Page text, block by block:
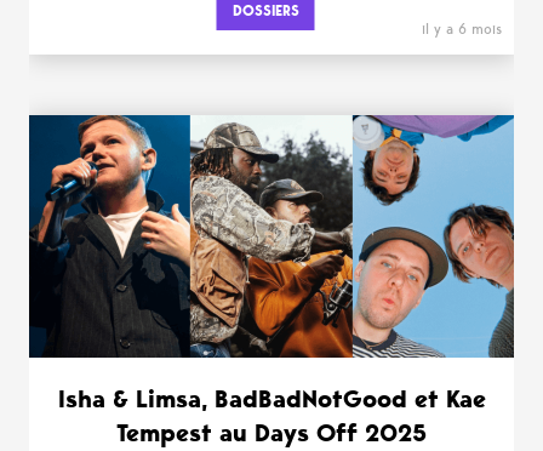
DOSSIERS
il y a 6 mois
Isha & Limsa, BadBadNotGood et Kae
Tempest au Days Off 2025